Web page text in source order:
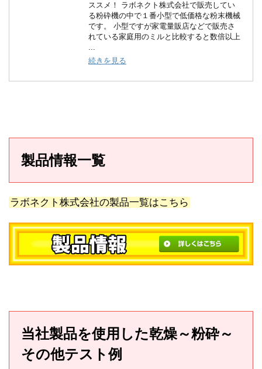
ススメ！ ラボネクト株式会社で販売してい
る粉砕機の中で１番小型で低価格な粉末機械
です。 小型ですが家電量販店などで販売さ
れている家庭用のミルと比較すると数倍以上
...
続きを見る
製品情報一覧
ラボネクト株式会社の製品一覧はこちら
当社製品を使用した乾燥～粉砕～
その他テスト例